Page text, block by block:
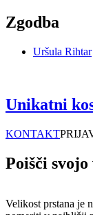
Zgodba
Uršula Rihtar
Unikatni
KONTAKT
Poišči
Velikost prstana je